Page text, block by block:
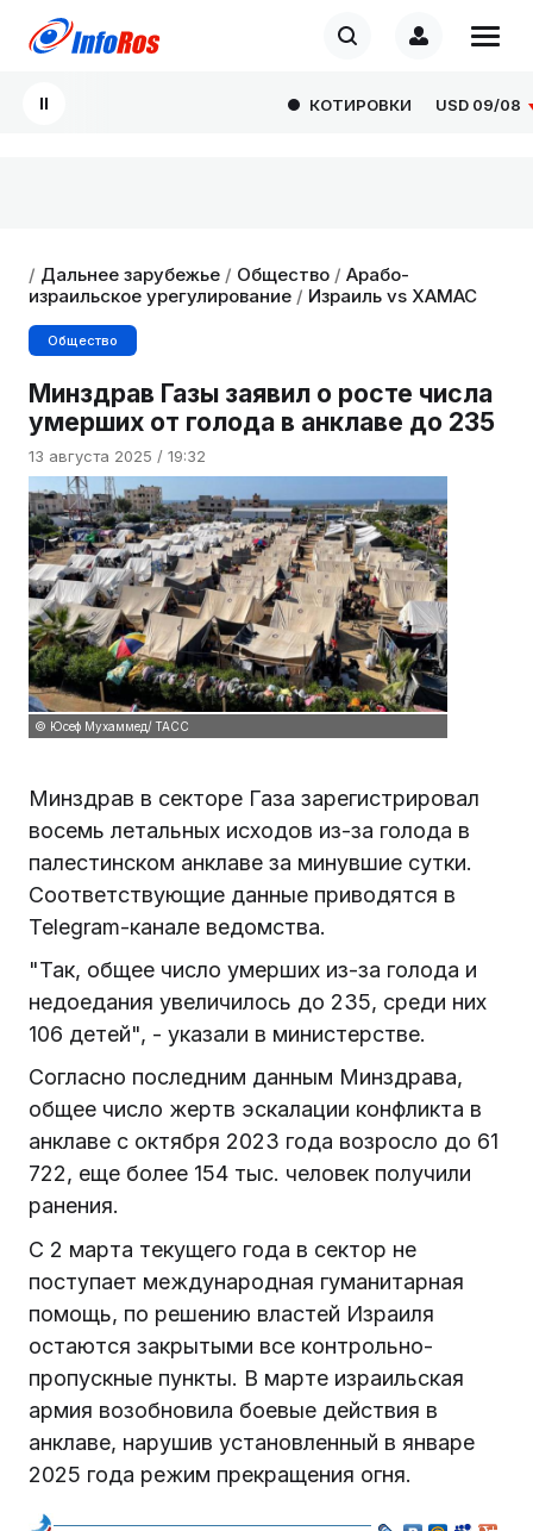
КОТИРОВКИ USD09/08
/ Дальнее зарубежье / Общество / Арабо-
израильское урегулирование / Израиль vs ХАМАС
Общество
Минздрав Газы заявил о росте числа
умерших от голода в анклаве до 235
13 августа 2025 / 19:32
© Юсеф Мухаммед/ ТАСС
Минздрав в секторе Газа зарегистрировал
восемь летальных исходов из-за голода в
палестинском анклаве за минувшие сутки.
Соответствующие данные приводятся в
Telegram-канале ведомства.
"Так, общее число умерших из-за голода и
недоедания увеличилось до 235, среди них
106 детей", - указали в министерстве.
Согласно последним данным Минздрава,
общее число жертв эскалации конфликта в
анклаве с октября 2023 года возросло до 61
722, еще более 154 тыс. человек получили
ранения.
С 2 марта текущего года в сектор не
поступает международная гуманитарная
помощь, по решению властей Израиля
остаются закрытыми все контрольно-
пропускные пункты. В марте израильская
армия возобновила боевые действия в
анклаве, нарушив установленный в январе
2025 года режим прекращения огня.